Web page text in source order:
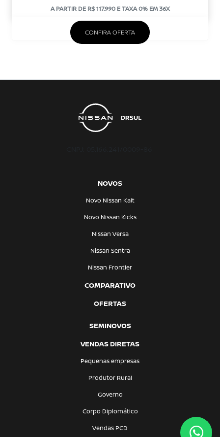
A PARTIR DE R$ 117.990 E TAXA 0% EM 36X
CONFIRA OFERTA
NOVOS
Novo Nissan Kait
Novo Nissan Kicks
Nissan Versa
Nissan Sentra
Nissan Frontier
COMPARATIVO
OFERTAS
SEMINOVOS
VENDAS DIRETAS
Pequenas empresas
Produtor Rural
Governo
Corpo Diplomático
Vendas PCD